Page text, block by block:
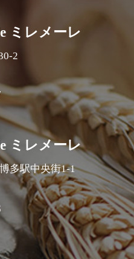
ミレメーレ
2
ミレメーレ
多駅中央街1-1